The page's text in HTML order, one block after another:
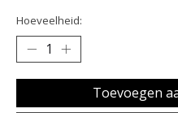
Hoeveelheid:
Toevoegen